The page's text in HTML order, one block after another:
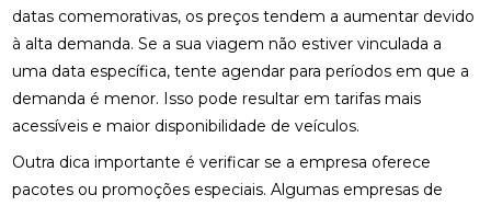
datas comemorativas, os preços tendem a aumentar devido
à alta demanda. Se a sua viagem não estiver vinculada a
uma data específica, tente agendar para períodos em que a
demanda é menor. Isso pode resultar em tarifas mais
acessíveis e maior disponibilidade de veículos.
Outra dica importante é verificar se a empresa oferece
pacotes ou promoções especiais. Algumas empresas de